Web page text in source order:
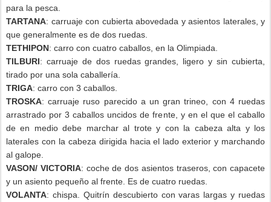
para la pesca.
TARTANA: carruaje con cubierta abovedada y asientos laterales, y
que generalmente es de dos ruedas.
TETHIPON: carro con cuatro caballos, en la Olimpiada.
TILBURI: carruaje de dos ruedas grandes, ligero y sin cubierta,
tirado por una sola caballería.
TRIGA: carro con 3 caballos.
TROSKA: carruaje ruso parecido a un gran trineo, con 4 ruedas
arrastrado por 3 caballos uncidos de frente, y en el que el caballo
de en medio debe marchar al trote y con la cabeza alta y los
laterales con la cabeza dirigida hacia el lado exterior y marchando
al galope.
VASON/ VICTORIA: coche de dos asientos traseros, con capacete
y un asiento pequeño al frente. Es de cuatro ruedas.
VOLANTA: chispa. Quitrín descubierto con varas largas y ruedas